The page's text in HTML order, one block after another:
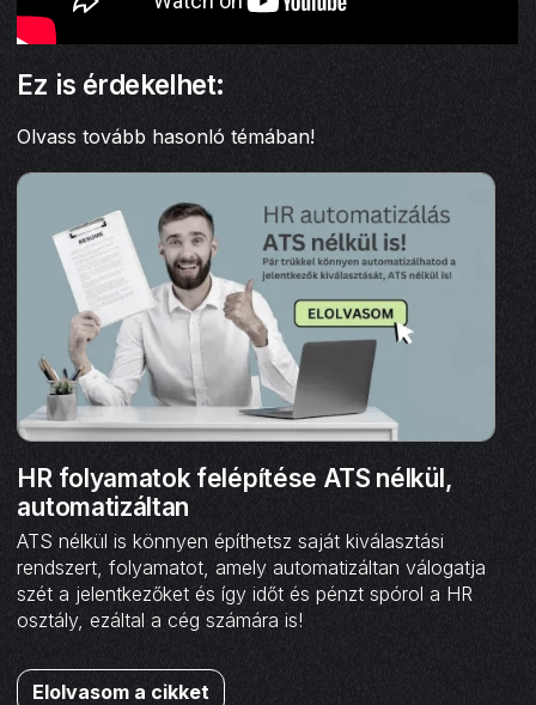
Ez is érdekelhet:
Olvass tovább hasonló témában!
HR folyamatok felépítése ATS nélkül,
automatizáltan
ATS nélkül is könnyen építhetsz saját kiválasztási
rendszert, folyamatot, amely automatizáltan válogatja
szét a jelentkezőket és így időt és pénzt spórol a HR
osztály, ezáltal a cég számára is!
Elolvasom a cikket